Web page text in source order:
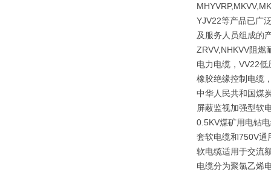
YJV22等产品已广
及服务人员组成的
ZRVV,NHKVV阻燃
电力电缆，VV22
橡胶绝缘控制电缆
中华人民共和国煤
屏蔽监视加强型软
0.5KV煤矿用电钻
套软电缆和750V通
软电缆适用于交流
电缆分为聚氯乙烯